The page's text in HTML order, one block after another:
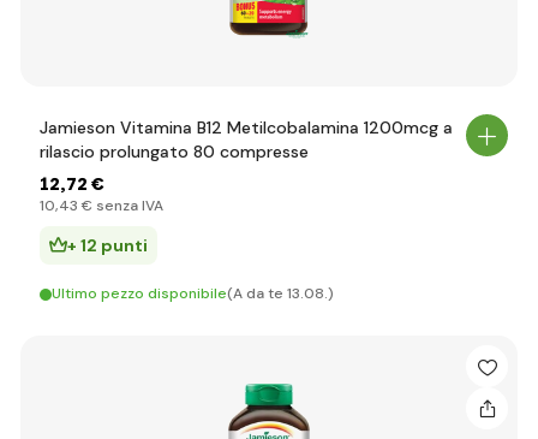
Jamieson Vitamina B12 Metilcobalamina 1200mcg a
rilascio prolungato 80 compresse
12,72 €
10,43 € senza IVA
+ 12 punti
Ultimo pezzo disponibile(A da te 13.08.)